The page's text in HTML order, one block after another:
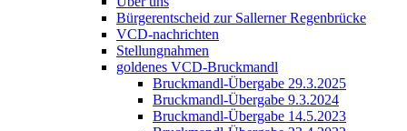
Bürgerentscheid zur Sallerner Regenbrücke
VCD-nachrichten
Stellungnahmen
goldenes VCD-Bruckmandl
Bruckmandl-Übergabe 29.3.2025
Bruckmandl-Übergabe 9.3.2024
Bruckmandl-Übergabe 14.5.2023